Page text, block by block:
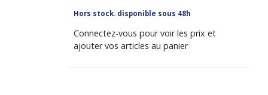
Hors stock. disponible sous 48h
Connectez-vous pour voir les prix et
ajouter vos articles au panier